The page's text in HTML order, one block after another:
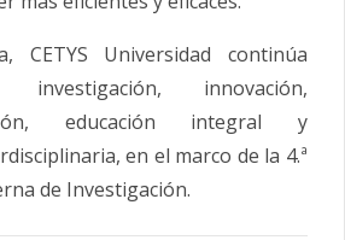
CETYS Universidad continúa
innovación,
educación integral y
en el marco de la 4.ª
de Investigación.